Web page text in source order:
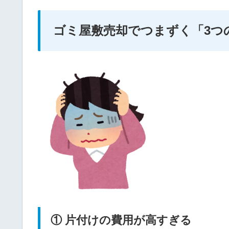
ゴミ屋敷売却でつまずく「3つ
① 片付けの費用が高すぎる